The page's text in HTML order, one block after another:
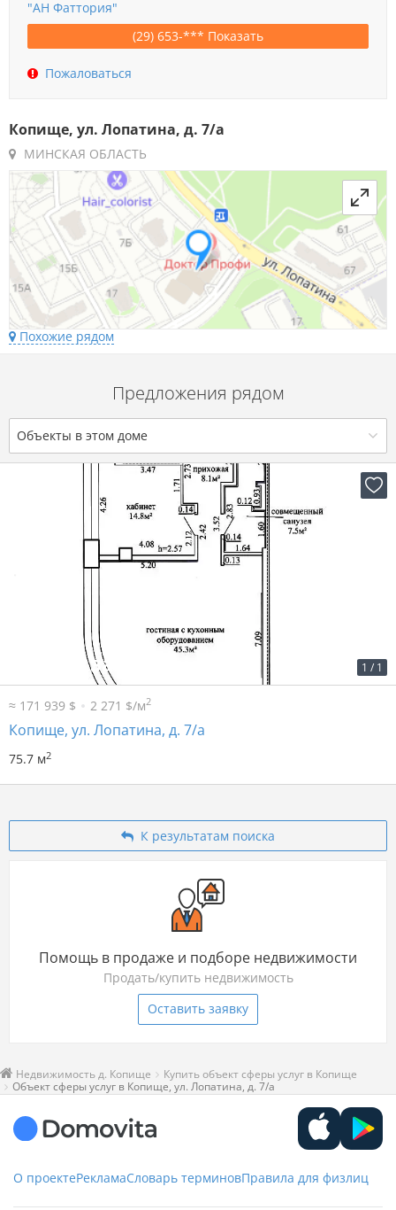
"АН Фаттория"
(29) 653-*** Показать
Пожаловаться
Копище, ул. Лопатина, д. 7/а
МИНСКАЯ ОБЛАСТЬ
Похожие рядом
Предложения рядом
Объекты в этом доме
1 / 1
6 641 р. за м
≈ 171 939 $ 2 271 $/м2
Копище, ул. Лопатина, д. 7/а
75.7 м2
К результатам поиска
Помощь в продаже и подборе недвижимости
Продать/купить недвижимость
Оставить заявку
Недвижимость д. Копище
Купить объект сферы услуг в Копище
Объект сферы услуг в Копище, ул. Лопатина, д. 7/а
О проектеРекламаСловарь терминовПравила для физлиц